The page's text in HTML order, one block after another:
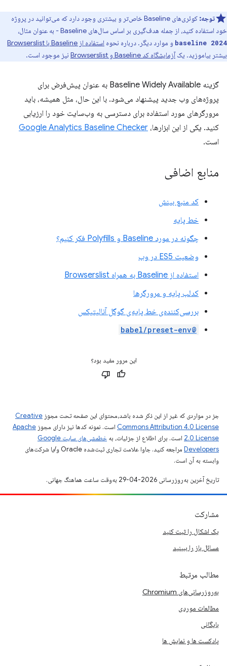
توجه:
کوئری‌های Baseline خاص‌تر و بیشتری وجود دارد که می‌توانید در پروژه
خود استفاده کنید، از جمله هدف‌گیری بر اساس سال‌های Baseline - به عنوان مثال،
baseline 2024 و موارد دیگر. درباره نحوه استفاده از Baseline با Browserslist
بیشتر بیاموزید. یکآزمایشگاه کد Baseline و Browserslist نیز موجود است.
گزینه Baseline Widely Available به عنوان پیش‌فرض برای
پروژه‌های وب جدید پیشنهاد می‌شود. با این حال، مثل همیشه، باید
مرورگرهای مورد استفاده برای دسترسی به وب‌سایت خود را ارزیابی
کنید. یکی از این ابزارها، Google Analytics Baseline Checker
است.
منابع اضافی
کد منبع بینش
خط پایه
چگونه در مورد Baseline و Polyfills فکر کنیم؟
وضعیت ES5 در وب
استفاده از Baseline به همراه Browserslist
کدلب پایه و مرورگرها
بررسی‌کننده‌ی خط پایه‌ی گوگل آنالیتیکس
@babel/preset-env
این مرور مفید بود؟
جز در مواردی که غیر از این ذکر شده باشد،‌محتوای این صفحه تحت مجوز Creative
Commons Attribution 4.0 License است. نمونه کدها نیز دارای مجوز Apache
2.0 License است. برای اطلاع از جزئیات، به
خطمشی‌های سایت Google
Developers‏
مراجعه کنید. جاوا علامت تجاری ثبت‌شده Oracle و/یا شرکت‌های
وابسته به آن است.
تاریخ آخرین به‌روزرسانی 2026-04-29 به‌وقت ساعت هماهنگ جهانی.
مشارکت
یک اشکال را ثبت کنید
مسائل باز را ببینید
مطالب مرتبط
به‌روزرسانی‌های Chromium
مطالعات موردی
بایگانی
پادکست ها و نمایش ها